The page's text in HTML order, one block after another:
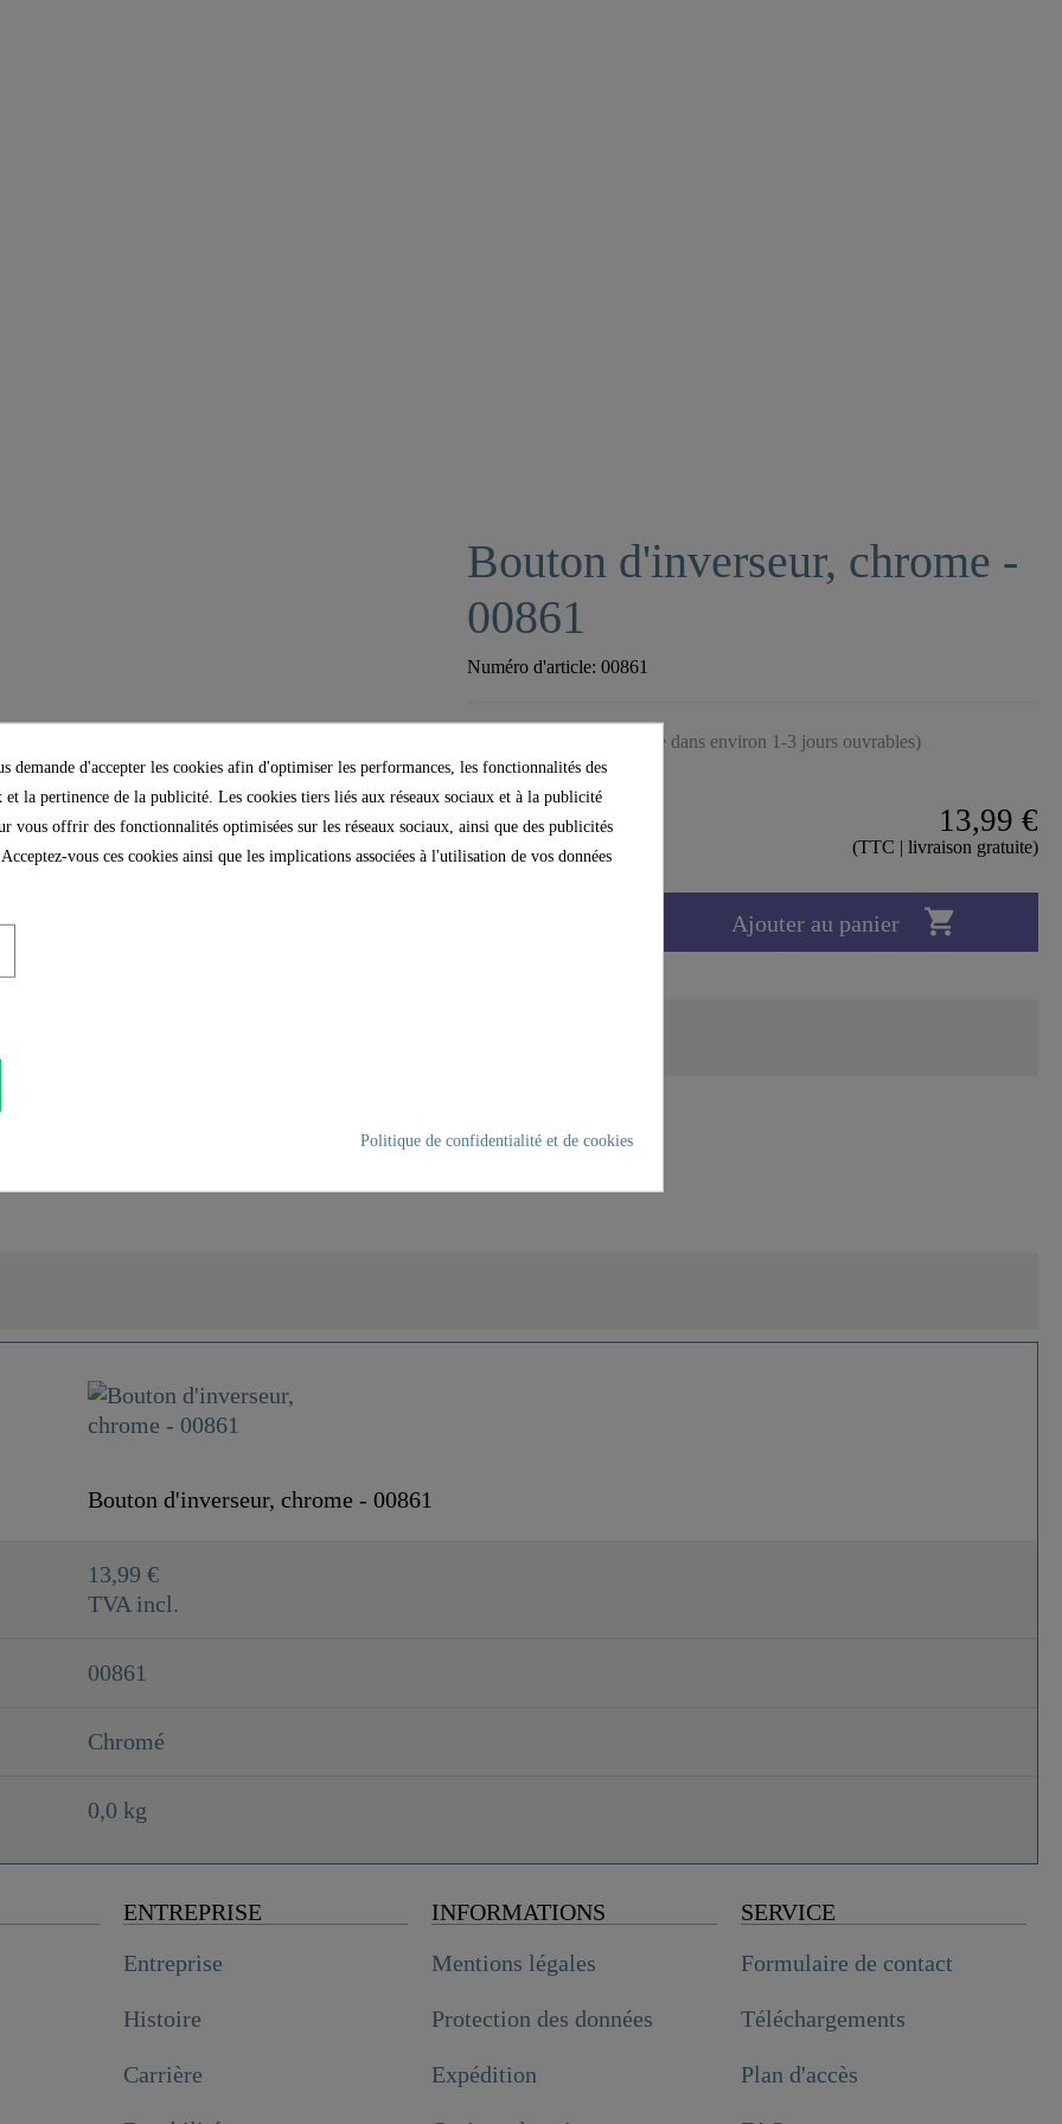
Bouton d'inverseur, chrome -
00861
Numéro d'article:00861
Prêt à être expédié (arrivée dans environ 1-3 jours ouvrables)
13,99 €
(TTC | livraison gratuite)
Ajouter au panier 
Chromé
0,0 Kg
Bouton d'inverseur, chrome - 00861
13,99 €
TVA incl.
00861
Chromé
0,0 kg
ENTREPRISE
Entreprise
Histoire
Carrière
INFORMATIONS
Mentions légales
Protection des données
Expédition
SERVICE
Formulaire de contact
Téléchargements
Plan d'accès
demande d'accepter les cookies afin d'optimiser les performances, les fonctionnalités des
et la pertinence de la publicité. Les cookies tiers liés aux réseaux sociaux et à la publicité
vous offrir des fonctionnalités optimisées sur les réseaux sociaux, ainsi que des publicités
Acceptez-vous ces cookies ainsi que les implications associées à l'utilisation de vos données
Politique de confidentialité et de cookies